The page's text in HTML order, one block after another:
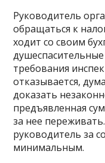
Руководитель
обращаться к
ходит со своим
требования
отказывается,
доказать
предъявленная
за нее
руководитель за
минимальным.